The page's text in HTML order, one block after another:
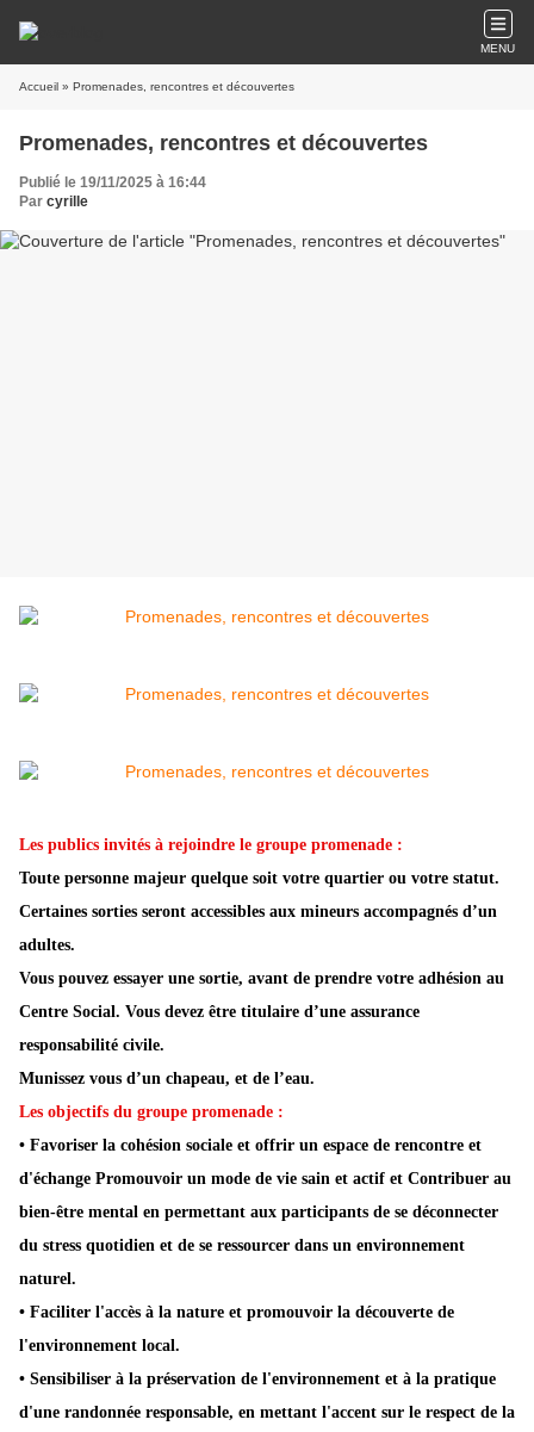
MENU
Accueil » Promenades, rencontres et découvertes
Promenades, rencontres et découvertes
Publié le 19/11/2025 à 16:44
Par cyrille
Les publics invités à rejoindre le groupe promenade :
Toute personne majeur quelque soit votre quartier ou votre statut.
Certaines sorties seront accessibles aux mineurs accompagnés d’un
adultes.
Vous pouvez essayer une sortie, avant de prendre votre adhésion au
Centre Social. Vous devez être titulaire d’une assurance
responsabilité civile.
Munissez vous d’un chapeau, et de l’eau.
Les objectifs du groupe promenade :
• Favoriser la cohésion sociale et offrir un espace de rencontre et
d'échange Promouvoir un mode de vie sain et actif et Contribuer au
bien-être mental en permettant aux participants de se déconnecter
du stress quotidien et de se ressourcer dans un environnement
naturel.
• Faciliter l'accès à la nature et promouvoir la découverte de
l'environnement local.
• Sensibiliser à la préservation de l'environnement et à la pratique
d'une randonnée responsable, en mettant l'accent sur le respect de la